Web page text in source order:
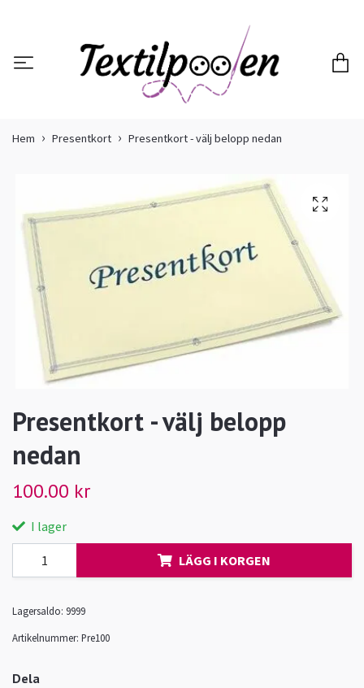
Hem Presentkort Presentkort - välj belopp nedan
Presentkort - välj belopp
nedan
100.00 kr
I lager
LÄGG I KORGEN
Lagersaldo: 9999
Artikelnummer: Pre100
Dela